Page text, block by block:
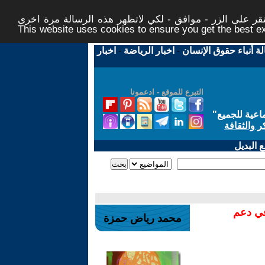
على الزر - موافق - لكي لاتظهر هذه الرسالة مرة اخرى -
This website uses cookies to ensure you get the best
أنباء حقوق الإنسان - اخبار الرياضة - اخبار
التبرع للموقع - ادعمونا
للجميع"
والثقافة
البديل
في دعم محمد رياض حمزة